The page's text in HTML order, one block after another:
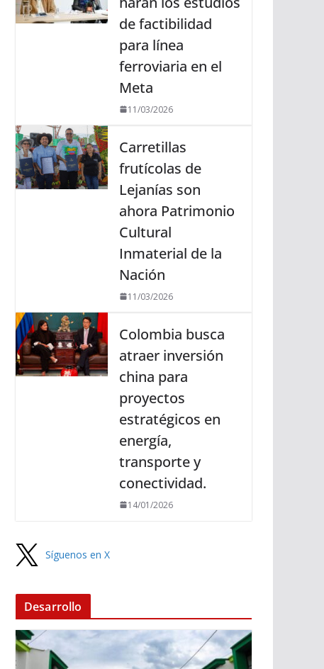
de factibilidad
para línea
ferroviaria en el
Meta
11/03/2026
Carretillas
frutícolas de
Lejanías son
ahora Patrimonio
Cultural
Inmaterial de la
Nación
11/03/2026
Colombia busca
atraer inversión
china para
proyectos
estratégicos en
energía,
transporte y
conectividad.
14/01/2026
Síguenos en X
Desarrollo